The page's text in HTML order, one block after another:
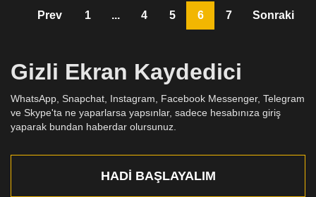
Prev 1 ... 4 5 6 7 Sonraki
Gizli Ekran Kaydedici
WhatsApp, Snapchat, Instagram, Facebook Messenger, Telegram
ve Skype'ta ne yaparlarsa yapsınlar, sadece hesabınıza giriş
yaparak bundan haberdar olursunuz.
HADI BAŞLAYALIM